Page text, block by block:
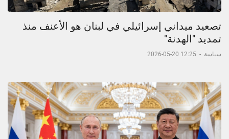
تصعيد ميداني إسرائيلي في لبنان هو الأعنف منذ
تمديد "الهدنة"
سياسة -
12:25 20-05-2026